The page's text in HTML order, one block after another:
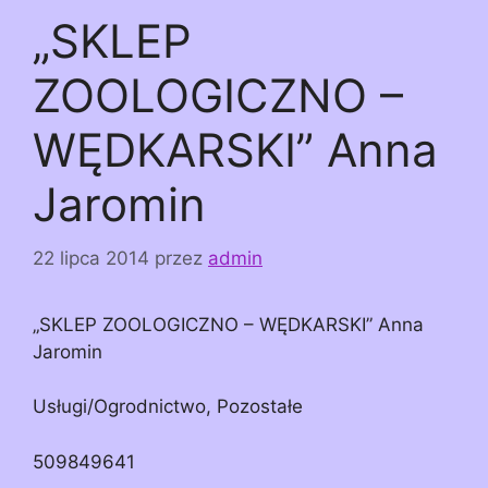
„SKLEP
ZOOLOGICZNO –
WĘDKARSKI” Anna
Jaromin
22 lipca 2014 przez admin
„SKLEP ZOOLOGICZNO – WĘDKARSKI” Anna
Jaromin
Usługi/Ogrodnictwo, Pozostałe
509849641